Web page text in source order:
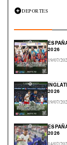
DEPORTES
2026
19/07/
INGLATERRA
2026
19/07/
2026
14/07/